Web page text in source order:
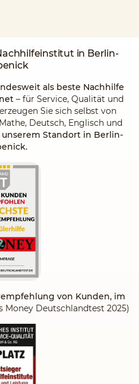
in Berlin-
als beste Nachhilfe
– für Service, Qualität und
Sie sich selbst von
Deutsch, Englisch und
unserem Standort in Berlin-
von Kunden, im
Money Deutschlandtest 2025)